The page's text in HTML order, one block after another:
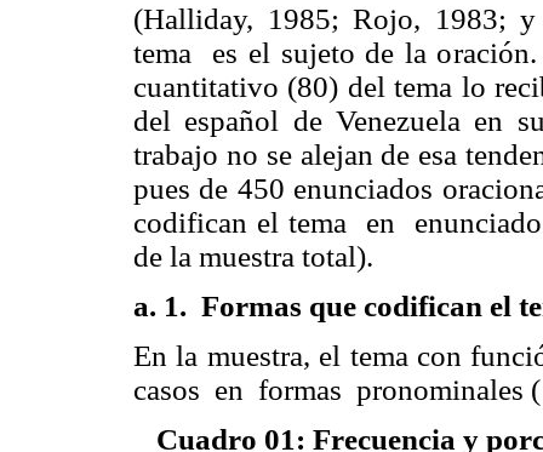
(Halliday, 1985; Rojo, 1983; y
tema es el sujeto de la
cuantitativo (80) del tema lo
del español de Venezuela en
trabajo no se alejan de esa
pues de 450 enunciados
codifican el tema en
de la muestra total).
a. 1. Formas que codifican el
En la muestra, el tema con
casos en formas pronominales
Cuadro 01: Frecuencia y